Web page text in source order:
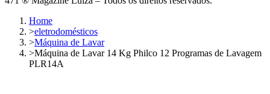
Home
>eletrodomésticos
>Máquina de Lavar
>Máquina de Lavar 14 Kg Philco 12 Programas de Lavagem
PLR14A